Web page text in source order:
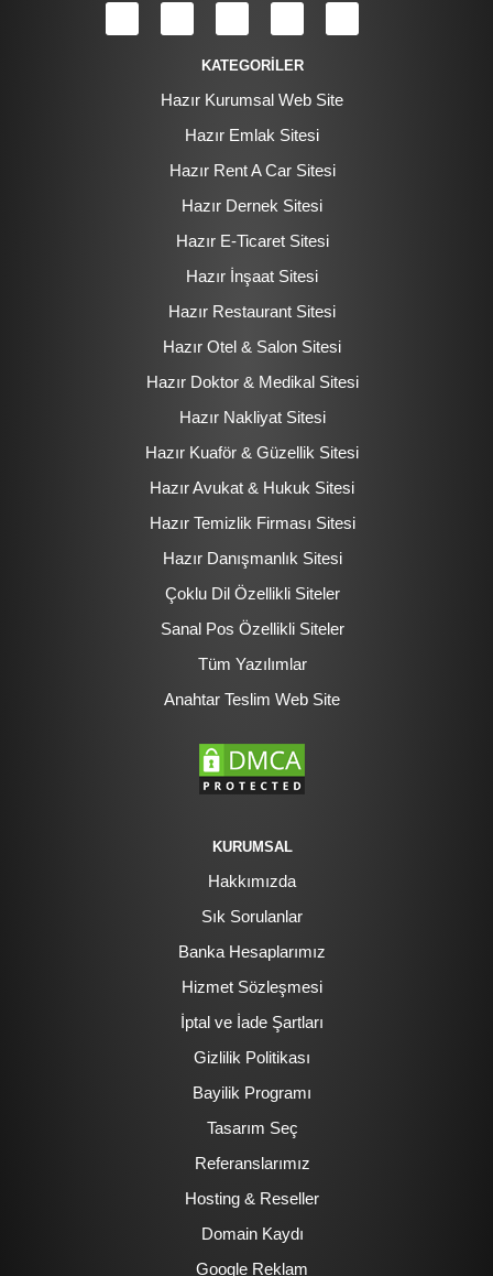
KATEGORİLER
Hazır Kurumsal Web Site
Hazır Emlak Sitesi
Hazır Rent A Car Sitesi
Hazır Dernek Sitesi
Hazır E-Ticaret Sitesi
Hazır İnşaat Sitesi
Hazır Restaurant Sitesi
Hazır Otel & Salon Sitesi
Hazır Doktor & Medikal Sitesi
Hazır Nakliyat Sitesi
Hazır Kuaför & Güzellik Sitesi
Hazır Avukat & Hukuk Sitesi
Hazır Temizlik Firması Sitesi
Hazır Danışmanlık Sitesi
Çoklu Dil Özellikli Siteler
Sanal Pos Özellikli Siteler
Tüm Yazılımlar
Anahtar Teslim Web Site
KURUMSAL
Hakkımızda
Sık Sorulanlar
Banka Hesaplarımız
Hizmet Sözleşmesi
İptal ve İade Şartları
Gizlilik Politikası
Bayilik Programı
Tasarım Seç
Referanslarımız
Hosting & Reseller
Domain Kaydı
Google Reklam